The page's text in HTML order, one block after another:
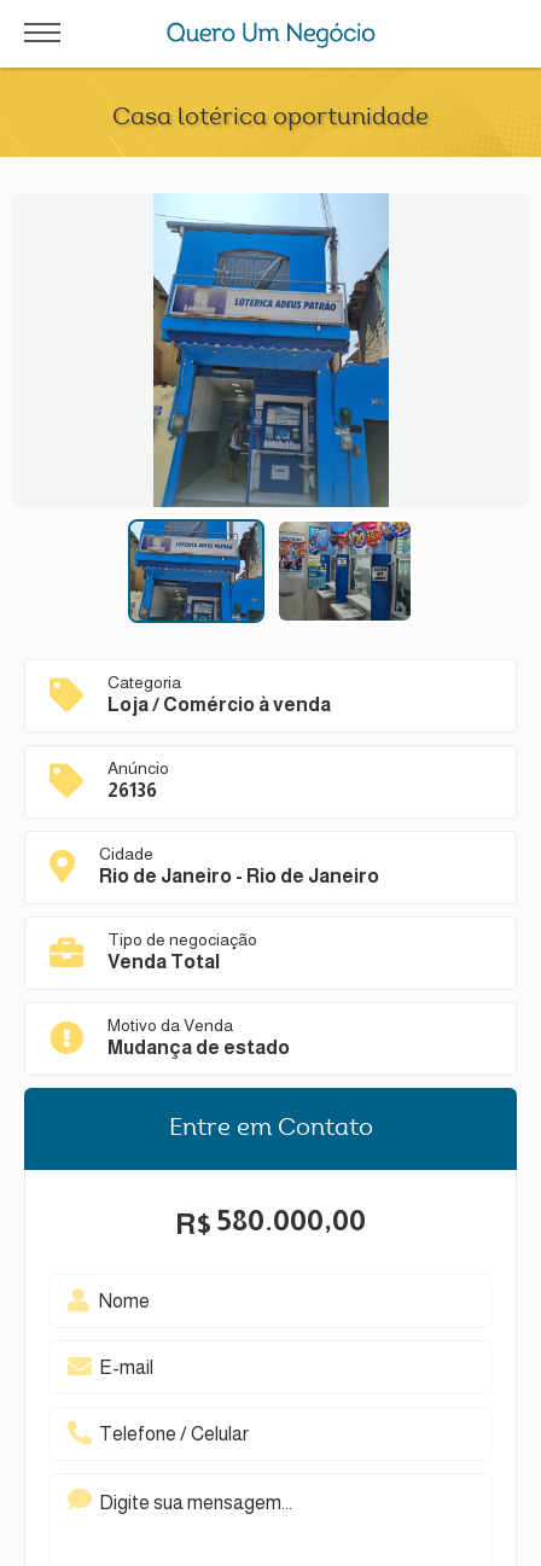
Casa lotérica oportunidade
Categoria
Loja / Comércio à venda
Anúncio
26136
Cidade
Rio de Janeiro - Rio de Janeiro
Tipo de negociação
Venda Total
Motivo da Venda
Mudança de estado
Entre em Contato
R$ 580.000,00